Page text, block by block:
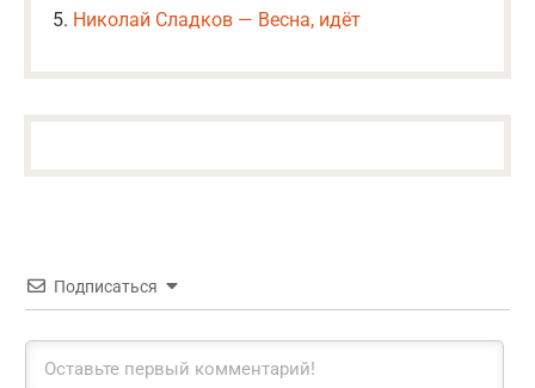
Николай Сладков — Весна, идёт
Подписаться